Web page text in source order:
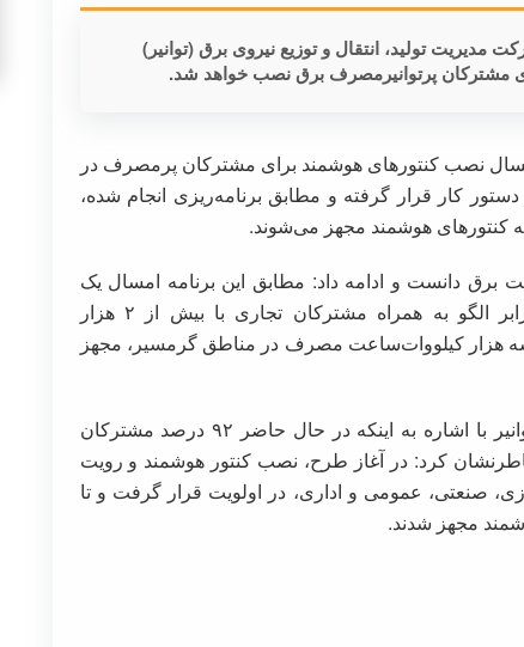
تولید، انتقال و توزیع نیروی برق (توانیر)
مشترکان پرتوانیرمصرف برق نصب خواهد شد.
نصب کنتورهای هوشمند برای مشترکان پرمصرف در
کار قرار گرفته و مطابق برنامه‌ریزی انجام شده،
کنتورهای هوشمند مجهز می‌شوند.
برق دانست و ادامه داد: مطابق این برنامه امسال یک
میلیون مشترک خانگی با مصرف بیش از ۲.۵ برابر الگو به همراه مشترکان تجاری با بیش از ۲ هزار
کیلووات‌ساعت مصرف در مناطق گرمسیر، مجهز
مدیرکل دفتر هوشمندسازی و فن آوری‌های نوین توانیر با اشاره به اینکه در حال حاضر ۹۲ درصد مشترکان
کرد: در آغاز طرح، نصب کنتور هوشمند و رویت
صنعتی، عمومی و اداری، در اولویت قرار گرفت و تا